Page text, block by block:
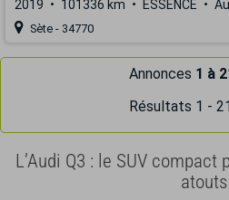
2019 101336 km ESSENCE
Sète - 34770
Annonces 1 à
Résultats 1 -
L’Audi Q3 : le SUV
atouts